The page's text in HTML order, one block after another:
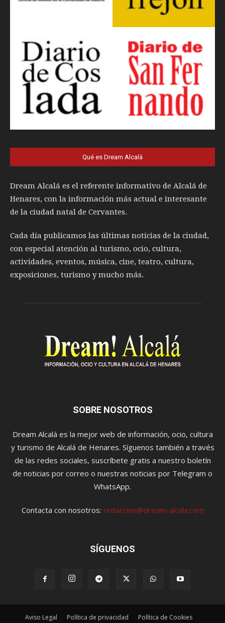
Qué es Dream Alcalá
Dream Alcalá es el referente informativo de Alcalá de
Henares, con la información más actual e interesante
de la ciudad natal de Cervantes.
Cada día publicamos las últimas noticias de la ciudad,
con especial atención al turismo, ocio, cultura,
actividades, eventos, música, cine, teatro, cultura,
exposiciones, turismo y mucho más.
SOBRE NOSOTROS
Dream Alcalá es la mejor web de información, ocio, cultura
y turismo de Alcalá de Henares. Síguenos también a través
de las redes sociales, suscríbete gratis a nuestro boletín
de noticias por correo o nuestras noticias por Telegram o
WhatsApp.
Contacta con nosotros: redaccion@dream-alcala.com
SÍGUENOS
Aviso Legal Política de privacidad Política de Cookies